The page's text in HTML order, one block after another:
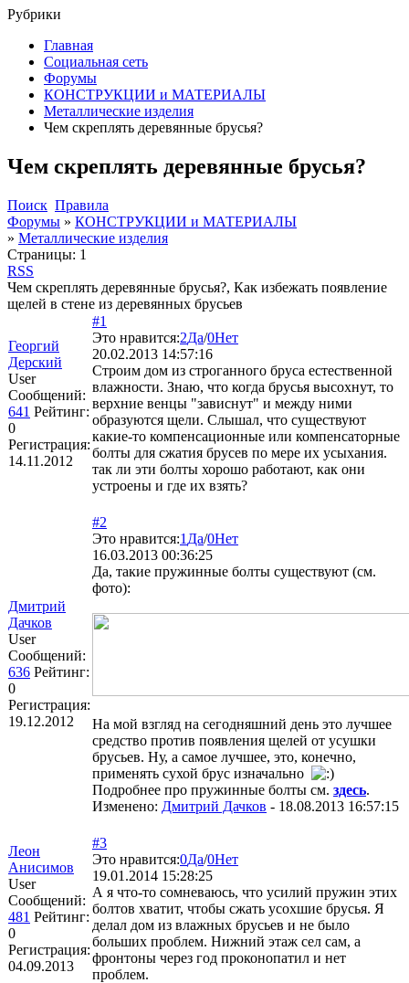
Рубрики
Главная
Социальная сеть
Форумы
КОНСТРУКЦИИ и МАТЕРИАЛЫ
Металлические изделия
Чем скреплять деревянные брусья?
Чем скреплять деревянные брусья?
Поиск Правила
Форумы » КОНСТРУКЦИИ и МАТЕРИАЛЫ
» Металлические изделия
Страницы: 1
RSS
Чем скреплять деревянные брусья?, Как избежать появление
щелей в стене из деревянных брусьев
Георгий
Дерский
User
Сообщений:
641 Рейтинг:
0
Регистрация:
14.11.2012
#1
Это нравится:2Да/0Нет
20.02.2013 14:57:16
Строим дом из строганного бруса естественной
влажности. Знаю, что когда брусья высохнут, то
верхние венцы "зависнут" и между ними
образуются щели. Слышал, что существуют
какие-то компенсационные или компенсаторные
болты для сжатия брусев по мере их усыхания.
так ли эти болты хорошо работают, как они
устроены и где их взять?
Дмитрий
Дачков
User
Сообщений:
636 Рейтинг:
0
Регистрация:
19.12.2012
#2
Это нравится:1 Да/0Нет
16.03.2013 00:36:25
Да, такие пружинные болты существуют (см.
фото):
На мой взгляд на сегодняшний день это лучшее
средство против появления щелей от усушки
брусьев. Ну, а самое лучшее, это, конечно,
применять сухой брус изначально
Подробнее про пружинные болты см. здесь.
Изменено: Дмитрий Дачков - 18.08.2013 16:57:15
Леон
Анисимов
User
Сообщений:
481 Рейтинг:
0
Регистрация:
04.09.2013
#3
Это нравится:0Да/0Нет
19.01.2014 15:28:25
А я что-то сомневаюсь, что усилий пружин этих
болтов хватит, чтобы сжать усохшие брусья. Я
делал дом из влажных брусьев и не было
больших проблем. Нижний этаж сел сам, а
фронтоны через год проконопатил и нет
проблем.